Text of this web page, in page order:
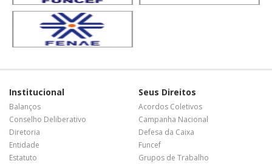
Institucional
Balanços
Conselho Deliberativo
Diretoria
Entidade
Estatuto
Seus Direitos
Acordos Coletivos
Campanha Nacional
Defesa da Caixa
Funcef
Grupos de Trabalho